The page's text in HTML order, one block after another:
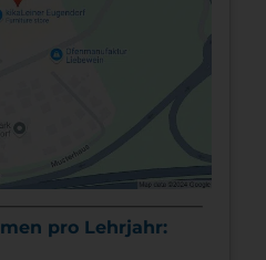
pro Lehrjahr: